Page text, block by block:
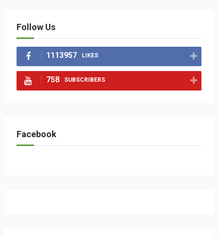
Follow Us
1113957 LIKES
758 SUBSCRIBERS
Facebook